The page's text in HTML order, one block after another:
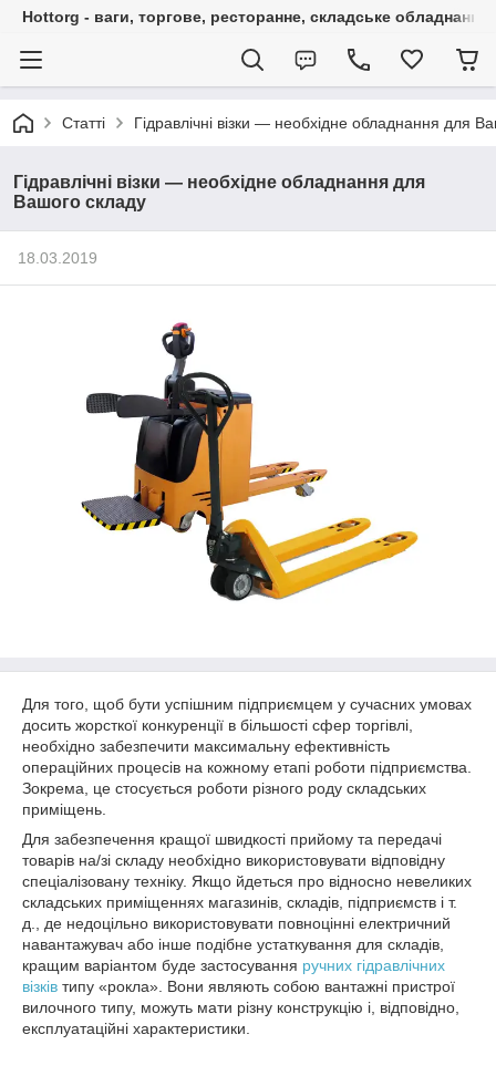
Hottorg - ваги, торгове, ресторанне, складське обладнання
Статті Гідравлічні візки — необхідне обладнання для
Гідравлічні візки — необхідне обладнання для
Вашого складу
18.03.2019
Для того, щоб бути успішним підприємцем у сучасних умовах
досить жорсткої конкуренції в більшості сфер торгівлі,
необхідно забезпечити максимальну ефективність
операційних процесів на кожному етапі роботи підприємства.
Зокрема, це стосується роботи різного роду складських
приміщень.
Для забезпечення кращої швидкості прийому та передачі
товарів на/зі складу необхідно використовувати відповідну
спеціалізовану техніку. Якщо йдеться про відносно невеликих
складських приміщеннях магазинів, складів, підприємств і т.
д., де недоцільно використовувати повноцінні електричний
навантажувач або інше подібне устаткування для складів,
кращим варіантом буде застосування ручних гідравлічних
візків типу «рокла». Вони являють собою вантажні пристрої
вилочного типу, можуть мати різну конструкцію і, відповідно,
експлуатаційні характеристики.